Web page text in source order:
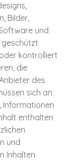
Bilder,
und
geschützt
kontrolliert
die
des
sich an
Informationen
enthalten
und
Inhalten